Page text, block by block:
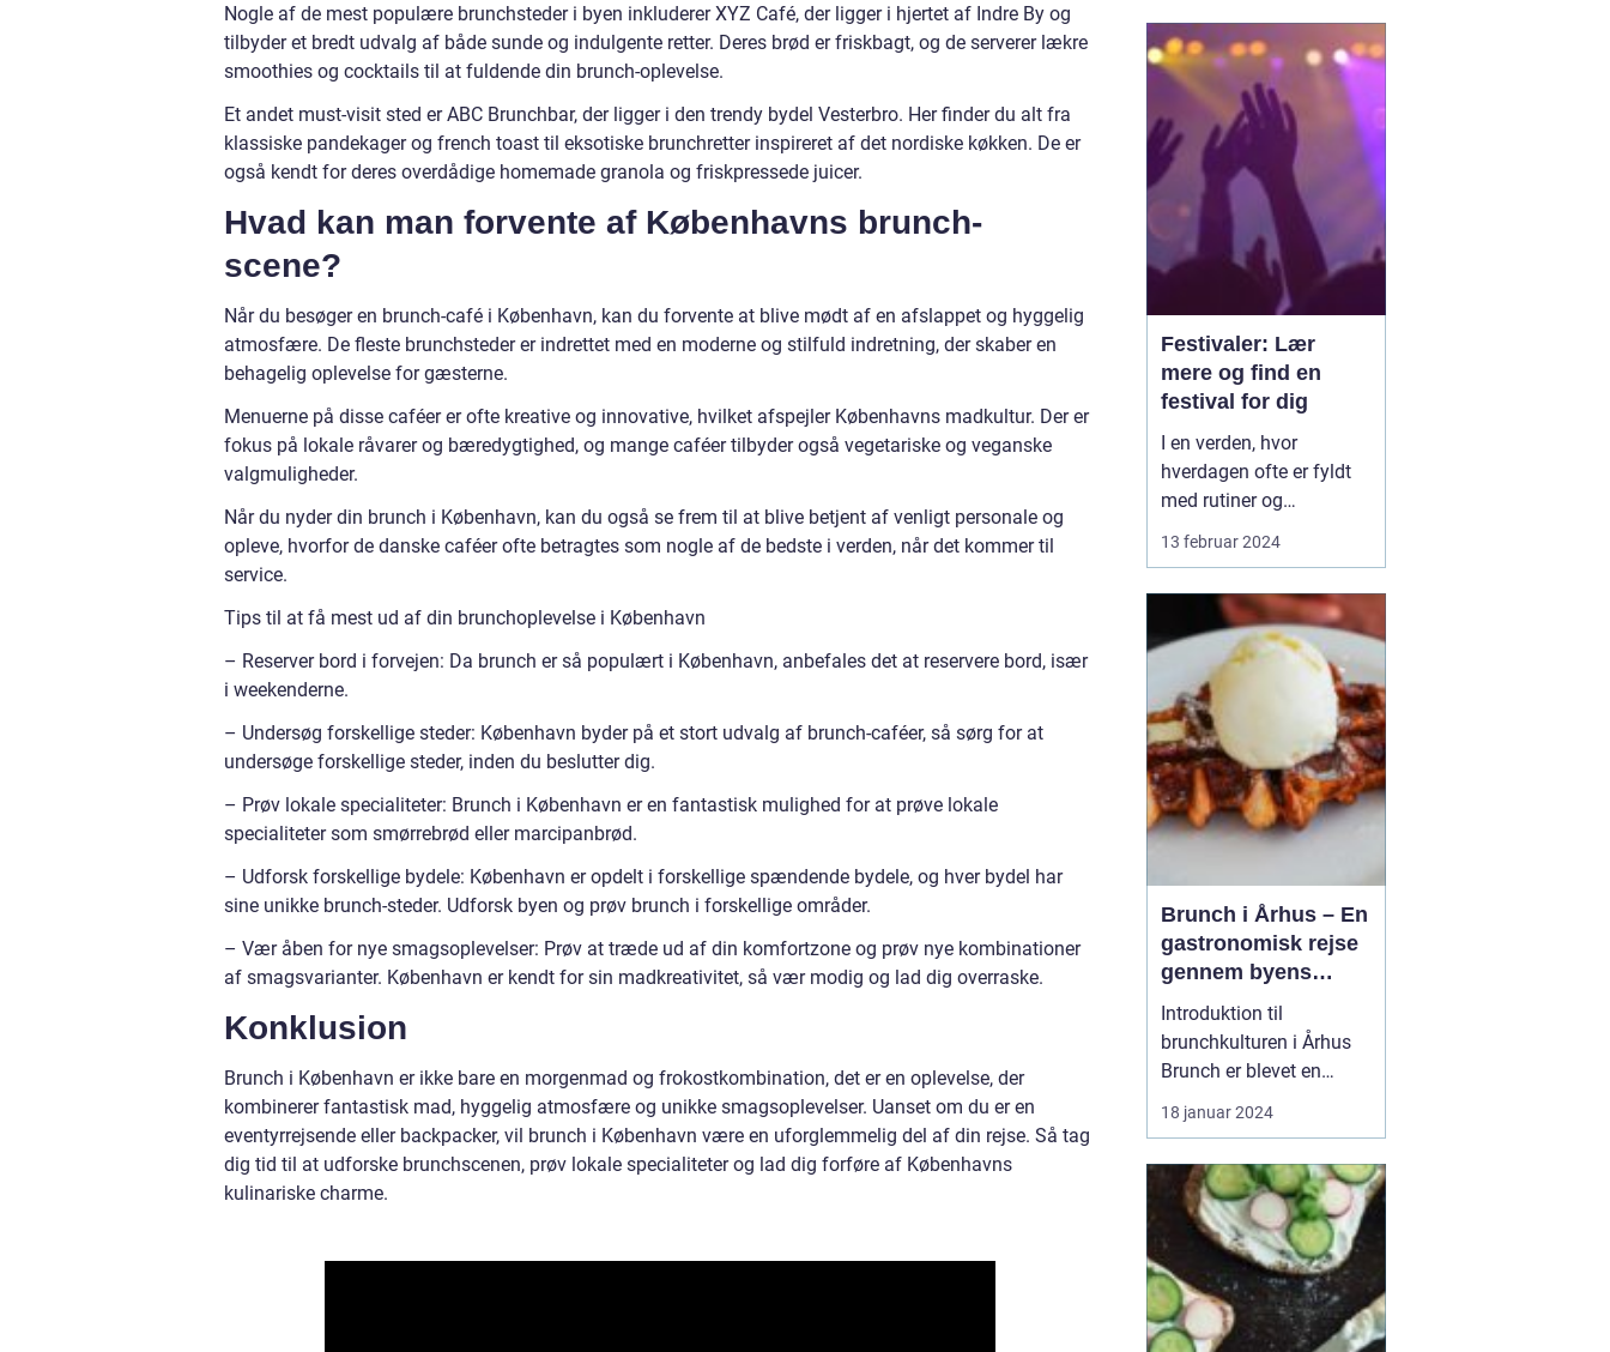
Nogle af de mest populære brunchsteder i byen inkluderer XYZ Café, der ligger i hjertet af Indre By og
tilbyder et bredt udvalg af både sunde og indulgente retter. Deres brød er friskbagt, og de serverer lækre
smoothies og cocktails til at fuldende din brunch-oplevelse.
Et andet must-visit sted er ABC Brunchbar, der ligger i den trendy bydel Vesterbro. Her finder du alt fra
klassiske pandekager og french toast til eksotiske brunchretter inspireret af det nordiske køkken. De er
også kendt for deres overdådige homemade granola og friskpressede juicer.
Hvad kan man forvente af Københavns brunch-
scene?
Når du besøger en brunch-café i København, kan du forvente at blive mødt af en afslappet og hyggelig
atmosfære. De fleste brunchsteder er indrettet med en moderne og stilfuld indretning, der skaber en
behagelig oplevelse for gæsterne.
Menuerne på disse caféer er ofte kreative og innovative, hvilket afspejler Københavns madkultur. Der er
fokus på lokale råvarer og bæredygtighed, og mange caféer tilbyder også vegetariske og veganske
valgmuligheder.
Når du nyder din brunch i København, kan du også se frem til at blive betjent af venligt personale og
opleve, hvorfor de danske caféer ofte betragtes som nogle af de bedste i verden, når det kommer til
service.
Tips til at få mest ud af din brunchoplevelse i København
– Reserver bord i forvejen: Da brunch er så populært i København, anbefales det at reservere bord, især
i weekenderne.
– Undersøg forskellige steder: København byder på et stort udvalg af brunch-caféer, så sørg for at
undersøge forskellige steder, inden du beslutter dig.
– Prøv lokale specialiteter: Brunch i København er en fantastisk mulighed for at prøve lokale
specialiteter som smørrebrød eller marcipanbrød.
– Udforsk forskellige bydele: København er opdelt i forskellige spændende bydele, og hver bydel har
sine unikke brunch-steder. Udforsk byen og prøv brunch i forskellige områder.
– Vær åben for nye smagsoplevelser: Prøv at træde ud af din komfortzone og prøv nye kombinationer
af smagsvarianter. København er kendt for sin madkreativitet, så vær modig og lad dig overraske.
Konklusion
Brunch i København er ikke bare en morgenmad og frokostkombination, det er en oplevelse, der
kombinerer fantastisk mad, hyggelig atmosfære og unikke smagsoplevelser. Uanset om du er en
eventyrrejsende eller backpacker, vil brunch i København være en uforglemmelig del af din rejse. Så tag
dig tid til at udforske brunchscenen, prøv lokale specialiteter og lad dig forføre af Københavns
kulinariske charme.
at have stabilt og
pålideligt udstyr
vanskelig at overvurdere.
Godt jagtudstyr forhøjer
jag...
Festivaler: Lær
mere og find en
festival for dig
I en verden, hvor
hverdagen ofte er fyldt
med rutiner og
forudsigelighed, står
sociale, kulturelle, og
musikalske
samlingspunkter, hvor
mennesker fra alle
samfundslag kan mødes
og dele uforglemmelige
opl...
13 februar 2024
Brunch i Århus – En
gastronomisk rejse
gennem byens
bedste
morgenmadsspot
Introduktion til
brunchkulturen i Århus
Brunch er blevet en
populær spiseoplevelse,
der kombinerer det
og frokost. Denne artikel
dykker ned i Århus'
brunchscene og guider
eventyrrejsende og
backpackere gennem
byens bedste brunch...
18 januar 2024